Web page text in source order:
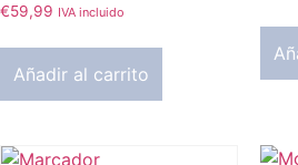
€59,99 IVA incluido
Añadir al carrito